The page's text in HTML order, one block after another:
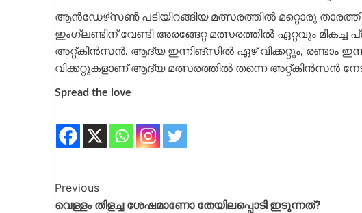
ആൻഡേഴ്‌സൺ പടിയിറങ്ങിയ മത്സരത്തിൽ മറ്റൊരു
ഇംഗ്ലണ്ടിന് വേണ്ടി അരങ്ങേറ്റ മത്സരത്തിൽ ഏറ്റവും മികച്ച
അറ്റ്കിന്‍സന്‍. ആദ്യ ഇന്നിങ്സിൽ ഏഴ് വിക്കറ്റും, രണ്ടാം
വിക്കറ്റുകളാണ്‌ ആദ്യ മത്സരത്തിൽ തന്നെ അറ്റ്കിന്‍സന്‍
Spread the love
Previous
വെള്ളം തിളച്ച ശേഷമാണോ തേയിലപ്പൊടി ഇടുന്നത്?